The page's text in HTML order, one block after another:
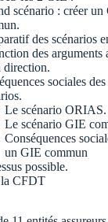
scénario : créer un
des scénarios
des arguments
direction.
sociales
Le scénario ORIAS.
Le scénario GIE
Conséquences
un GIE commun
possible.
CFDT